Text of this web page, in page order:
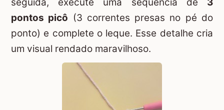
pontos picô (3 correntes presas no pé do
ponto) e complete o leque. Esse detalhe cria
um visual rendado maravilhoso.